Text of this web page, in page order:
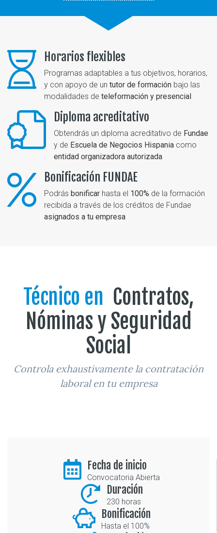
Horarios flexibles
Programas adaptables a tus objetivos, horarios,
y con apoyo de un tutor de formación bajo las
modalidades de teleformación y presencial
Diploma acreditativo
Obtendrás un diploma acreditativo de Fundae
y de Escuela de Negocios Hispania como
entidad organizadora autorizada
Bonificación FUNDAE
Podrás bonificar hasta el 100% de la formación
recibida a través de los créditos de Fundae
asignados a tu empresa
Técnico en Contratos,
Nóminas y Seguridad
Social
Controla exhaustivamente la contratación
laboral en tu empresa
Fecha de inicio
Convocatoria Abierta
Duración
230 horas
Bonificación
Hasta el 100%